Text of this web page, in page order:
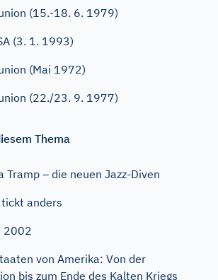
(15.-18. 6. 1979)
(3. 1. 1993)
(Mai 1972)
(22./23. 9. 1977)
Thema
Tramp – die neuen Jazz-Diven
tickt anders
2002
von Amerika: Von der
bis zum Ende des Kalten Kriegs